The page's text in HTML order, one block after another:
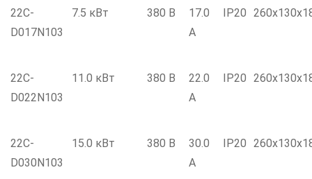
22C-
D017N103
7.5 кВт 380 В
17.0
А
IP20
22C-
D022N103
11.0 кВт 380 В
22.0
А
IP20
22C-
D030N103
15.0 кВт 380 В
30.0
А
IP20